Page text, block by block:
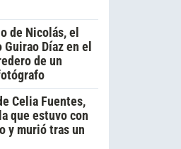
de Nicolás, el
Díaz en el
de un
Celia Fuentes,
que estuvo con
y murió tras un